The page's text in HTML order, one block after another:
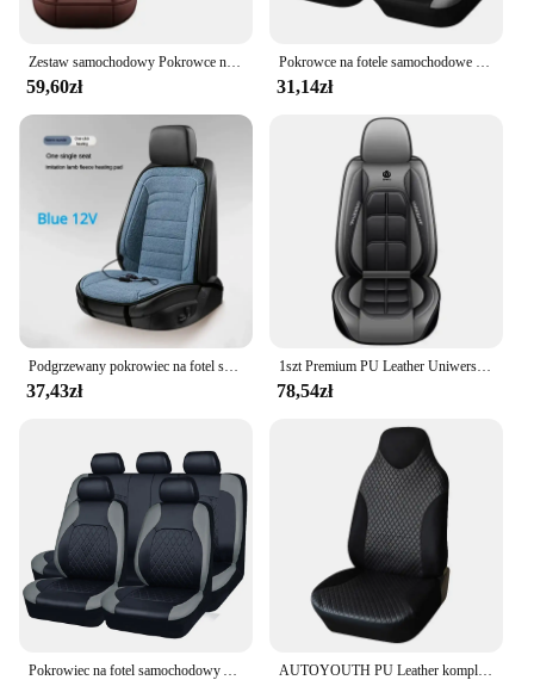
59,60zł 31,14zł
37,43zł
1szt Premium PU Leather Uniwersalny pokrowiec na fotel samochodowy Całosezonowa mata ochronna z miękką poduszką Pełny pakiet Pokrowiec na siedzenie
78,54zł
AUTOYOUTH PU Leather komplet pokrowców na siedzenia samochodowe w stylu mody z wysokim oparciem kubełek do samochodu pokrycie siedzenia wnętrze auta dla RENAULT Kangoo